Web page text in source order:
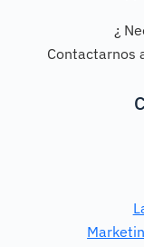
¿
Contactarnos